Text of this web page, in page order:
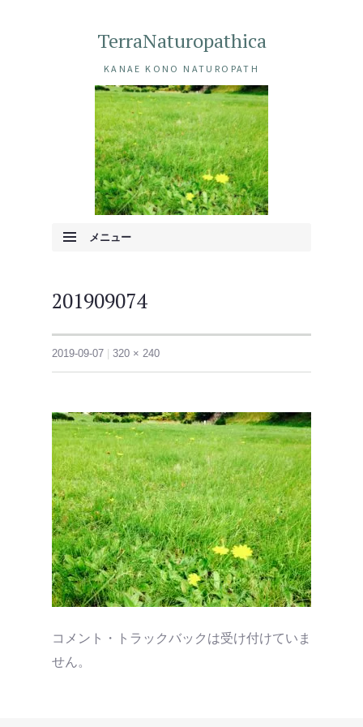
TerraNaturopathica
KANAE KONO NATUROPATH
メニュー
201909074
2019-09-07 320 × 240
コメント・トラックバックは受け付けていま
せん。